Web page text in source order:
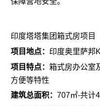
印度塔塔集团箱式房项目
项目地点： 印度奥里萨邦
项目特点：箱式房办公室
方便等特性
建筑总面积：707㎡-共计